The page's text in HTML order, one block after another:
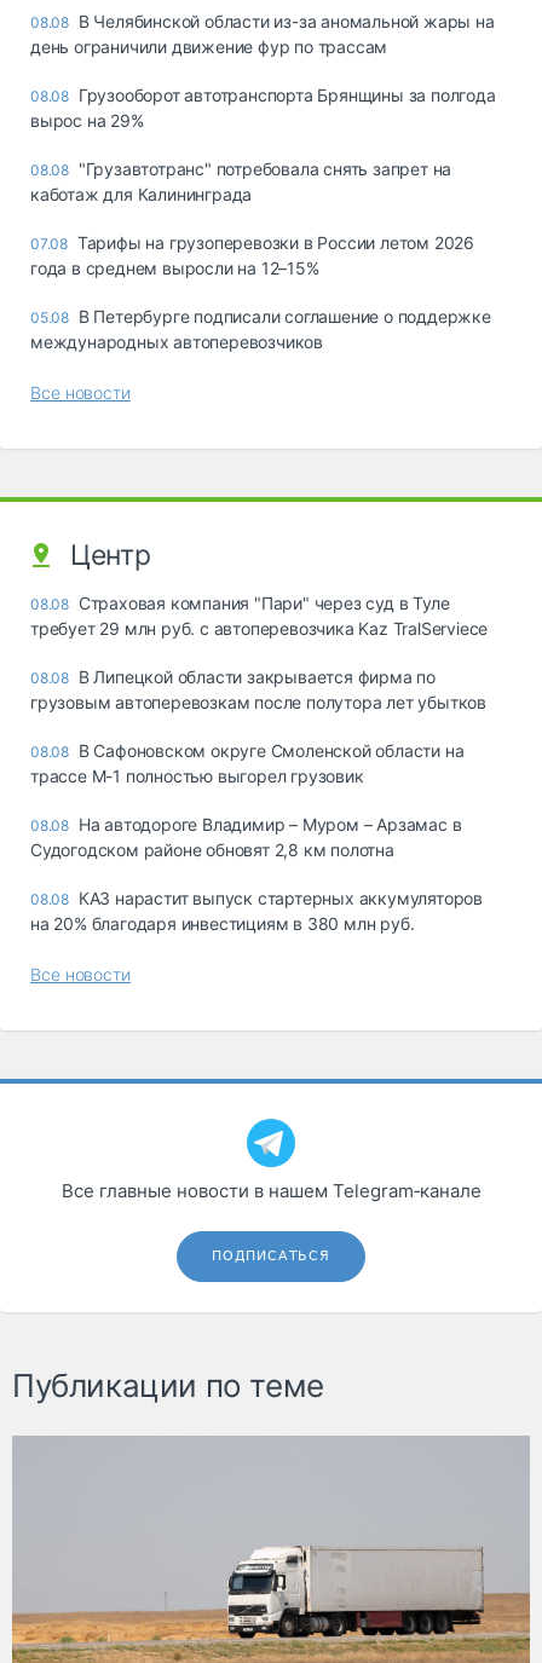
08.08 В Челябинской области из-за аномальной жары на
день ограничили движение фур по трассам
08.08 Грузооборот автотранспорта Брянщины за полгода
вырос на 29%
08.08 "Грузавтотранс" потребовала снять запрет на
каботаж для Калининграда
07.08 Тарифы на грузоперевозки в России летом 2026
года в среднем выросли на 12–15%
05.08 В Петербурге подписали соглашение о поддержке
международных автоперевозчиков
Все новости
Центр
08.08 Страховая компания "Пари" через суд в Туле
требует 29 млн руб. с автоперевозчика Kaz TralServiece
08.08 В Липецкой области закрывается фирма по
грузовым автоперевозкам после полутора лет убытков
08.08 В Сафоновском округе Смоленской области на
трассе М-1 полностью выгорел грузовик
08.08 На автодороге Владимир – Муром – Арзамас в
Судогодском районе обновят 2,8 км полотна
08.08 КАЗ нарастит выпуск стартерных аккумуляторов
на 20% благодаря инвестициям в 380 млн руб.
Все новости
Все главные новости в нашем Telegram‑канале
ПОДПИСАТЬСЯ
Публикации по теме